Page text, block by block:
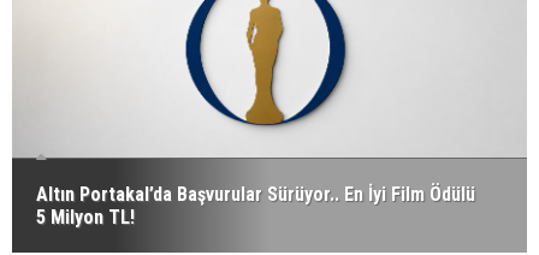
Altın Portakal’da Başvurular Sürüyor.. En İyi Film Ödülü
5 Milyon TL!